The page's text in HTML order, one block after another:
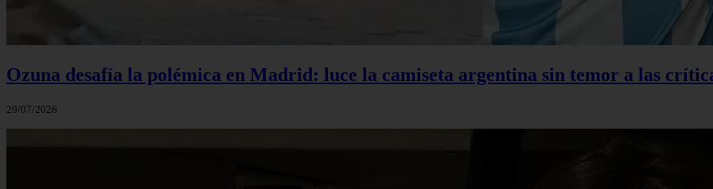
Ozuna desafía la polémica en Madrid: luce la camiseta argentina sin temor a las
29/07/2026